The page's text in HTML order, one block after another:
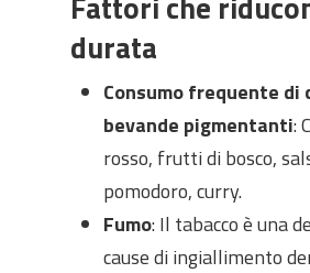
durata
Consumo frequente di
bevande pigmentanti:
rosso, frutti di bosco,
pomodoro, curry.
Fumo: Il tabacco è una
cause di ingiallimento